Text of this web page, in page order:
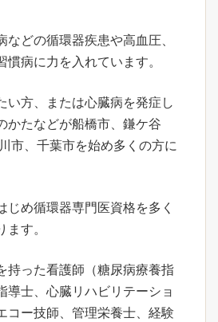
などの循環器疾患や高血圧、
慣病に力を入れています。
い方、または心臓病を発症し
かたなどが船橋市、鎌ケ谷
市、千葉市を始め多くの方に
じめ循環器専門医資格を多く
ます。
持った看護師（糖尿病療養指
導士、心臓リハビリテーショ
コー技師、管理栄養士、経験